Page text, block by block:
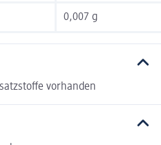
0,007 g
vorhanden